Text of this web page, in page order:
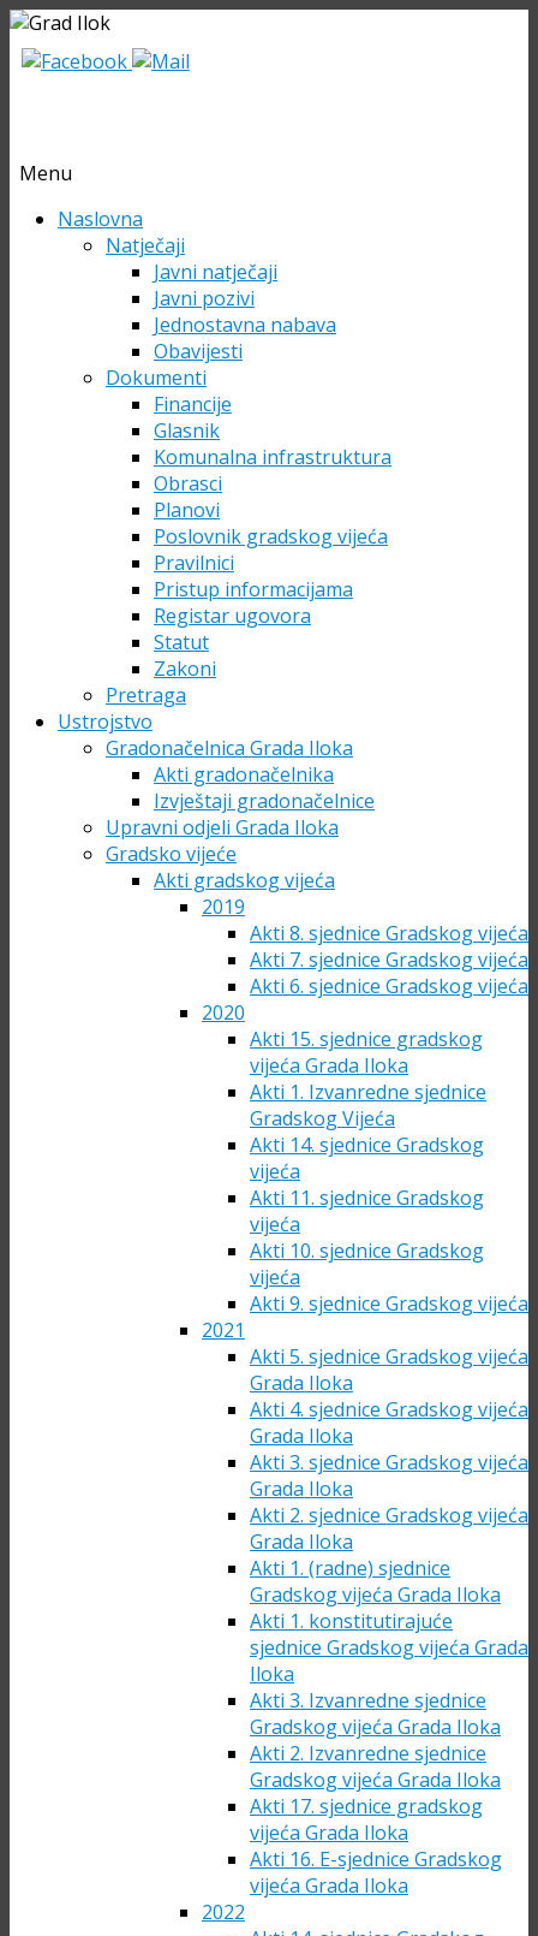
Menu
Skip Naslovna
Natječaji
Javni natječaji
Javni pozivi
Jednostavna nabava
Obavijesti
Dokumenti
Financije
Glasnik
Komunalna infrastruktura
Obrasci
Planovi
Poslovnik gradskog vijeća
Pravilnici
Pristup informacijama
Registar ugovora
Statut
Zakoni
Pretraga
Ustrojstvo
Gradonačelnica Grada Iloka
Akti gradonačelnika
Izvještaji gradonačelnice
Upravni odjeli Grada Iloka
Gradsko vijeće
Akti gradskog vijeća
2019
Akti 8. sjednice Gradskog vijeća
Akti 7. sjednice Gradskog vijeća
Akti 6. sjednice Gradskog vijeća
2020
Akti 15. sjednice gradskog
vijeća Grada Iloka
Akti 1. Izvanredne sjednice
Gradskog Vijeća
Akti 14. sjednice Gradskog
vijeća
Akti 11. sjednice Gradskog
vijeća
Akti 10. sjednice Gradskog
vijeća
Akti 9. sjednice Gradskog vijeća
2021
Akti 5. sjednice Gradskog vijeća
Grada Iloka
Akti 4. sjednice Gradskog vijeća
Grada Iloka
Akti 3. sjednice Gradskog vijeća
Grada Iloka
Akti 2. sjednice Gradskog vijeća
Grada Iloka
Akti 1. (radne) sjednice
Gradskog vijeća Grada Iloka
Akti 1. konstitutirajuće
sjednice Gradskog vijeća Grada
Iloka
Akti 3. Izvanredne sjednice
Gradskog vijeća Grada Iloka
Akti 2. Izvanredne sjednice
Gradskog vijeća Grada Iloka
Akti 17. sjednice gradskog
vijeća Grada Iloka
Akti 16. E-sjednice Gradskog
vijeća Grada Iloka
2022